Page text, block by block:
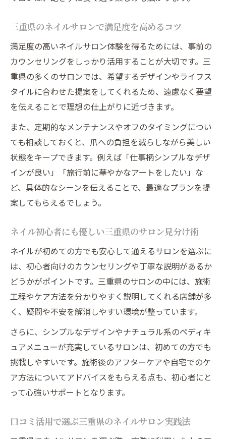
三重県のネイルサロンで満足度を高めるコツ
満足度の高いネイルサロン体験を得るためには、事前の
カウンセリングをしっかり活用することが大切です。三
重県の多くのサロンでは、希望するデザインやライフス
タイルに合わせた提案をしてくれるため、遠慮なく要望
を伝えることで理想の仕上がりに近づきます。
また、定期的なメンテナンスやオフのタイミングについ
ても相談しておくと、爪への負担を減らしながら美しい
状態をキープできます。例えば「仕事柄シンプルなデザ
インが良い」「旅行前に華やかなアートをしたい」な
ど、具体的なシーンを伝えることで、最適なプランを提
案してもらえるでしょう。
ネイル初心者にも優しい三重県のサロン見分け術
ネイルが初めての方でも安心して通えるサロンを選ぶに
は、初心者向けのカウンセリングや丁寧な説明があるか
どうかがポイントです。三重県のサロンの中には、施術
工程やケア方法を分かりやすく説明してくれる店舗が多
く、疑問や不安を解消しやすい環境が整っています。
さらに、シンプルなデザインやナチュラル系のペディキ
ュアメニューが充実しているサロンは、初めての方でも
挑戦しやすいです。施術後のアフターケアや自宅でのケ
ア方法についてアドバイスをもらえる点も、初心者にと
って心強いサポートとなります。
口コミ活用で選ぶ三重県のネイルサロン実践法